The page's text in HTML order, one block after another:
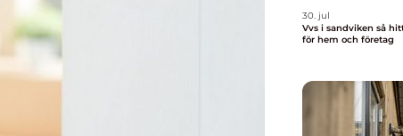
30. jul
Vvs i sandviken så hittar du rätt hjälp
för hem och företag